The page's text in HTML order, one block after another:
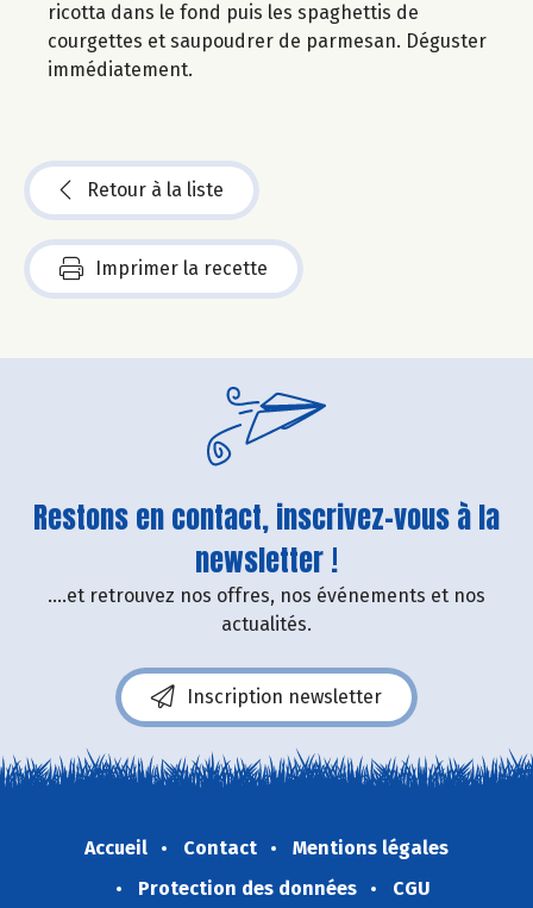
ricotta dans le fond puis les spaghettis de
courgettes et saupoudrer de parmesan. Déguster
immédiatement.
Retour à la liste
Imprimer la recette
Restons en contact, inscrivez-vous à la
newsletter !
....et retrouvez nos offres, nos événements et nos
actualités.
Inscription newsletter
Accueil Contact
Mentions légales
Protection des données
CGU